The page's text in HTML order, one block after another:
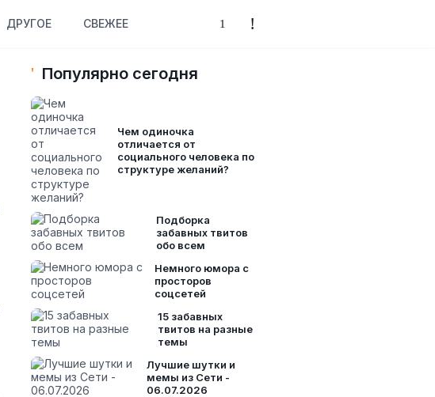
ДРУГОЕ СВЕЖЕЕ
Популярно сегодня
Чем одиночка
отличается от
социального человека по
структуре желаний?
Подборка
забавных твитов
обо всем
Немного юмора с
просторов
соцсетей
15 забавных
твитов на разные
темы
Лучшие шутки и
мемы из Сети -
06.07.2026